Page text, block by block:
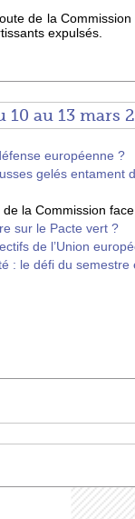
de la
expulsés.
10 au 13 mars
européenne ?
gelés entament
la Commission
sur le Pacte vert ?
de l’Union
: le défi du semestre